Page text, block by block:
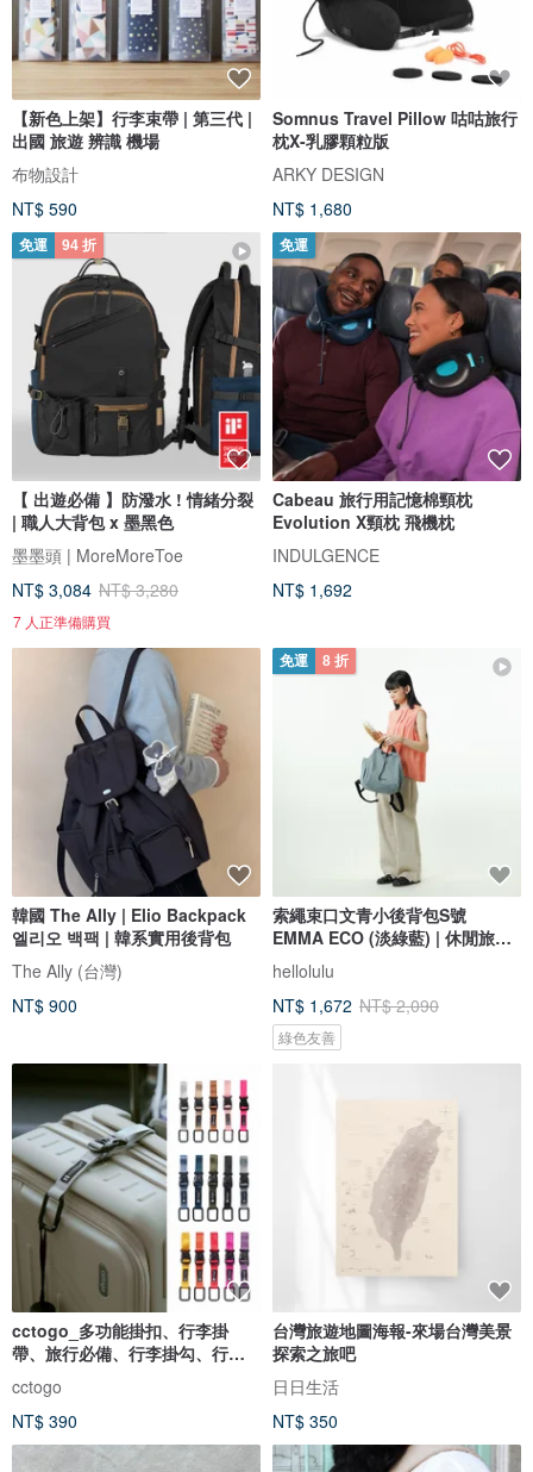
【新色上架】行李束帶 | 第三代 |
出國 旅遊 辨識 機場
布物設計
NT$ 590
Somnus Travel Pillow 咕咕旅行
枕X-乳膠顆粒版
ARKY DESIGN
NT$ 1,680
免運 94 折
【 出遊必備 】防潑水 ! 情緒分裂
| 職人大背包 x 墨黑色
墨墨頭 | MoreMoreToe
NT$ 3,084 NT$ 3,280
7 人正準備購買
免運
Cabeau 旅行用記憶棉頸枕
Evolution X頸枕 飛機枕
INDULGENCE
NT$ 1,692
韓國 The Ally | Elio Backpack
엘리오 백팩 | 韓系實用後背包
The Ally (台灣)
NT$ 900
免運 8 折
索繩束口文青小後背包S號
EMMA ECO (淡綠藍) | 休閒旅行
雙肩包
hellolulu
NT$ 1,672 NT$ 2,090
綠色友善
cctogo_多功能掛扣、行李掛
帶、旅行必備、行李掛勾、行李
cctogo
NT$ 390
台灣旅遊地圖海報-來場台灣美景
探索之旅吧
日日生活
NT$ 350